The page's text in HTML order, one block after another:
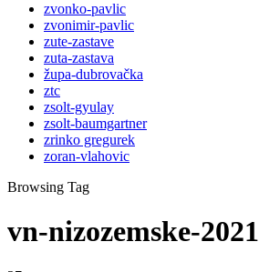
zvonko-pavlic
zvonimir-pavlic
zute-zastave
zuta-zastava
župa-dubrovačka
ztc
zsolt-gyulay
zsolt-baumgartner
zrinko gregurek
zoran-vlahovic
Browsing Tag
vn-nizozemske-2021